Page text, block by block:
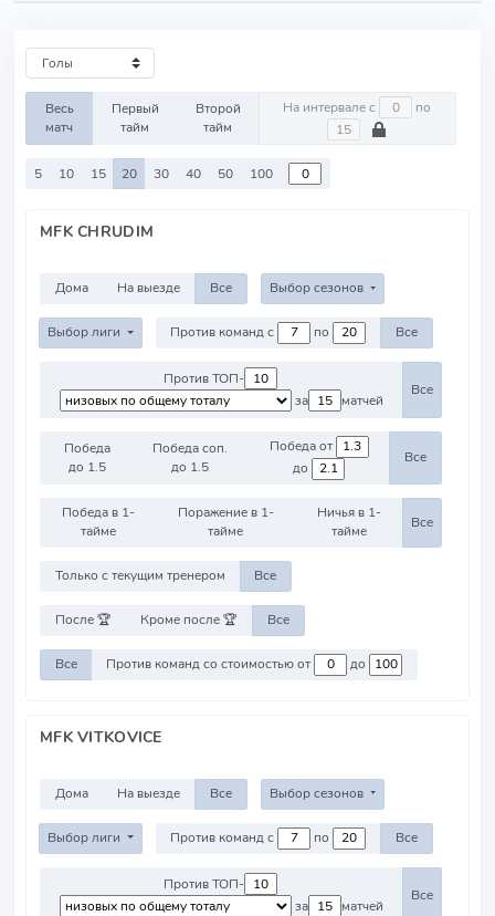
Весь
матч
Первый
тайм
Второй
тайм
На интервале с по
5 10 15 20 30 40 50 100
MFK CHRUDIM
Дома На выезде Все Выбор сезонов
Выбор лиги Против команд с по Все
Против ТОП-
за
матчей
Все
Победа
до 1.5
Победа соп.
до 1.5
Победа от
до
Все
Победа в 1-
тайме
Поражение в 1-
тайме
Ничья в 1-
тайме
Все
Только с текущим тренером Все
После 🏆 Кроме после 🏆 Все
Все Против команд со стоимостью от до
MFK VITKOVICE
Дома На выезде Все Выбор сезонов
Выбор лиги Против команд с по Все
Против ТОП-
за
матчей
Все